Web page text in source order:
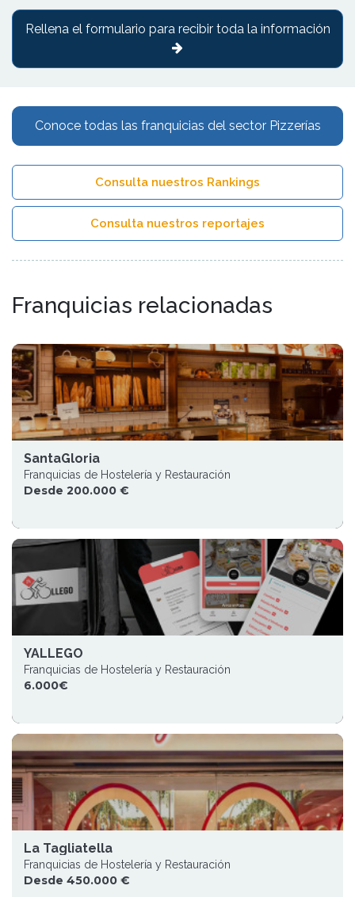
Conoce todas las franquicias del sector Pizzerías
Consulta nuestros Rankings
Consulta nuestros reportajes
Franquicias relacionadas
SantaGloria
Franquicias de Hostelería y Restauración
Desde 200.000 €
YALLEGO
Franquicias de Hostelería y Restauración
6.000€
La Tagliatella
Franquicias de Hostelería y Restauración
Desde 450.000 €